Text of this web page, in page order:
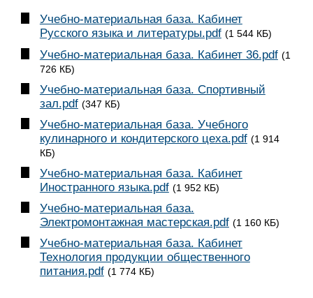
Учебно-материальная база. Кабинет
Русского языка и литературы.pdf (1 544 КБ)
Учебно-материальная база. Кабинет 36.pdf (1
726 КБ)
Учебно-материальная база. Спортивный
зал.pdf (347 КБ)
Учебно-материальная база. Учебного
кулинарного и кондитерского цеха.pdf (1 914
КБ)
Учебно-материальная база. Кабинет
Иностранного языка.pdf (1 952 КБ)
Учебно-материальная база.
Электромонтажная мастерская.pdf (1 160 КБ)
Учебно-материальная база. Кабинет
Технология продукции общественного
питания.pdf (1 774 КБ)